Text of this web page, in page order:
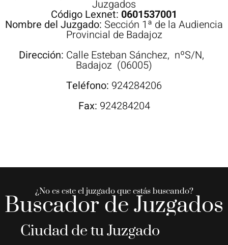
Juzgados
Código Lexnet: 0601537001
Nombre del Juzgado: Sección 1ª de la Audiencia
Provincial de Badajoz
Dirección: Calle Esteban Sánchez, nºS/N,
Badajoz (06005)
Teléfono: 924284206
Fax: 924284204
¿No es este el juzgado que estás buscando?
Buscador de Juzgados
Ciudad de tu Juzgado